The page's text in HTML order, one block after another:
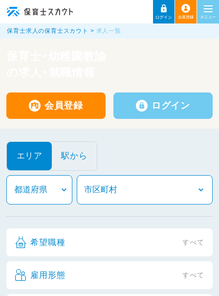
保育士求人の保育士スカウト 求人一覧
会員登録 ログイン
エリア 駅から
希望職種 すべて
雇用形態 すべて